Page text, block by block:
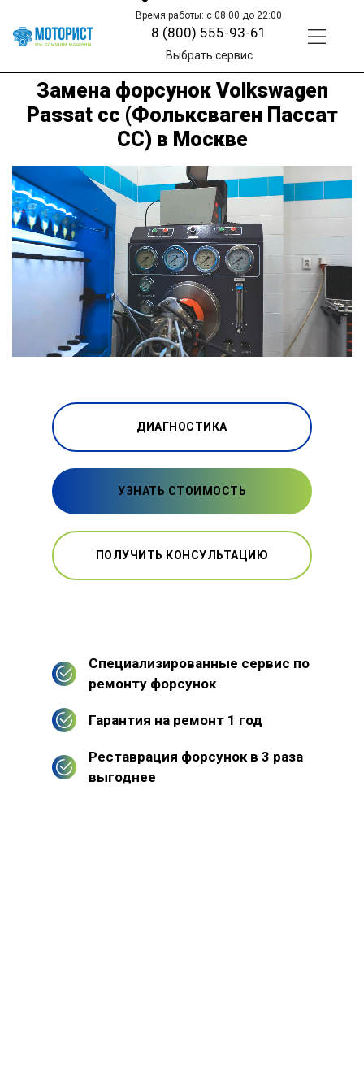
Время работы: с 08:00 до 22:00
8 (800) 555-93-61
Выбрать сервис
Замена форсунок Volkswagen
Passat cc (Фольксваген Пассат
СС) в Москве
ДИАГНОСТИКА
УЗНАТЬ СТОИМОСТЬ
ПОЛУЧИТЬ КОНСУЛЬТАЦИЮ
Специализированные сервис по
ремонту форсунок
Гарантия на ремонт 1 год
Реставрация форсунок в 3 раза
выгоднее